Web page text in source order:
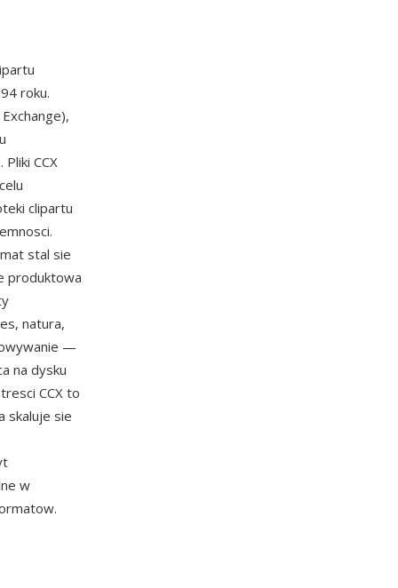
roku.
CCX
clipartu
stal sie
produktowa
natura,
—
na dysku
CCX to
skaluje sie
w